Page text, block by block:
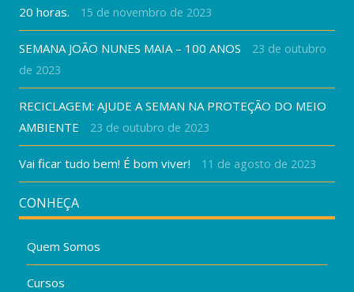
20 horas.
15 de novembro de 2023
SEMANA JOÃO NUNES MAIA – 100 ANOS
23 de outubro
de 2023
RECICLAGEM: AJUDE A SEMAN NA PROTEÇÃO DO MEIO
AMBIENTE
23 de outubro de 2023
Vai ficar tudo bem! É bom viver! 11 de agosto de 2023
CONHEÇA
Quem Somos
Cursos